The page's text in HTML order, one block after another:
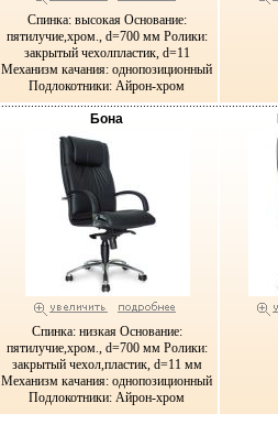
Спинка: высокая Основание:
пятилучие,хром., d=700 мм Ролики:
закрытый чехолпластик, d=11
Механизм качания: однопозиционный
Подлокотники: Айрон-хром
Бона
Спинка: низкая Основание:
пятилучие,хром., d=700 мм Ролики:
закрытый чехол,пластик, d=11 мм
Механизм качания: однопозиционный
Подлокотники: Айрон-хром